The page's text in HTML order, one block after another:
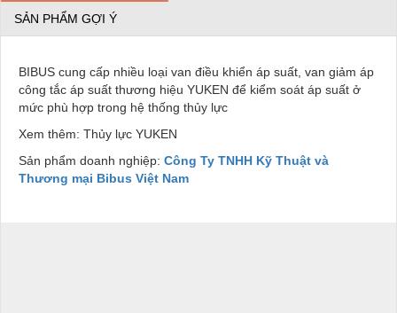
SẢN PHẨM GỢI Ý
BIBUS cung cấp nhiều loại van điều khiển áp suất, van giảm áp
công tắc áp suất thương hiệu YUKEN để kiểm soát áp suất ở
mức phù hợp trong hệ thống thủy lực
Xem thêm: Thủy lực YUKEN
Sản phẩm doanh nghiệp: Công Ty TNHH Kỹ Thuật và
Thương mại Bibus Việt Nam